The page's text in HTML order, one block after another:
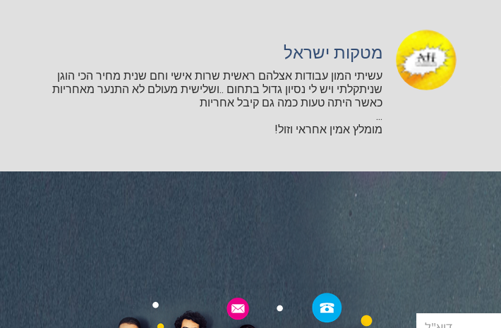
מטקות ישראל
עשיתי המון עבודות אצלהם ראשית שרות אישי וחם שנית מחיר הכי הוגן
שניתקלתי ויש לי נסיון גדול בתחום ..ושלישית מעולם לא התנער מאחריות
כאשר היתה טעות כמה גם קיבל אחריות
...
מומלץ אמין אחראי וזול!